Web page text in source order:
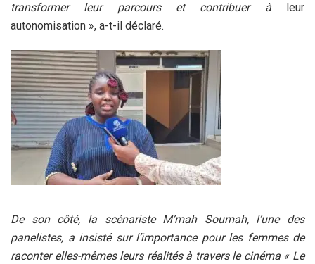
transformer leur parcours et contribuer àleur
autonomisation », a-t-il déclaré.
De son côté, la scénariste M’mah Soumah, l’une des
panelistes, a insisté sur l’importance pour les femmes de
raconter elles-mêmes leurs réalités à travers le cinéma « Le